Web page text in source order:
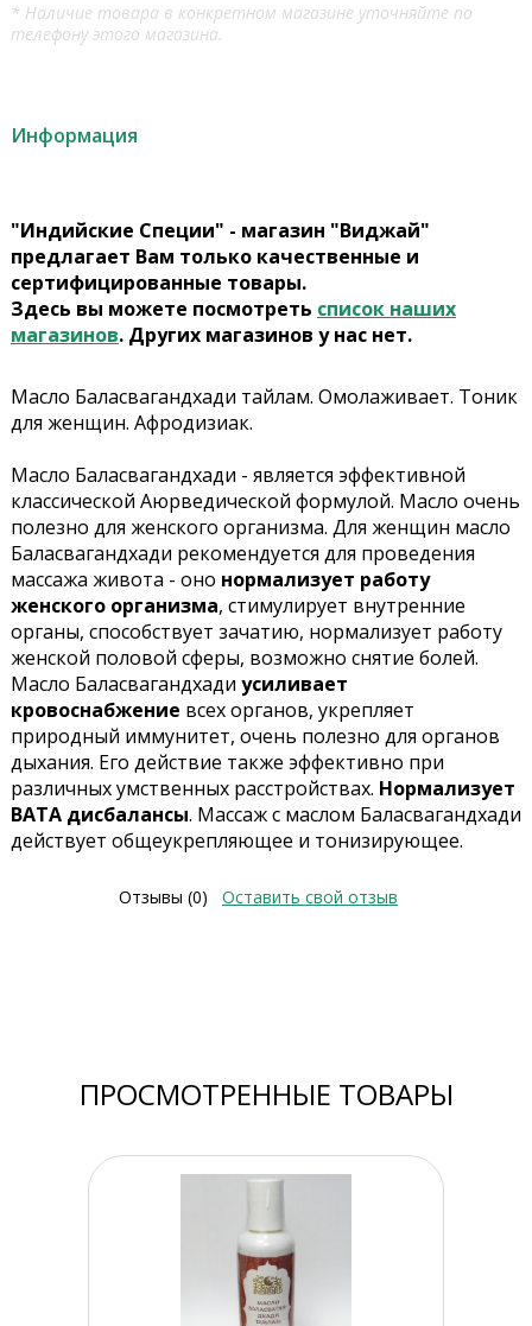
* Наличие товара в конкретном магазине уточняйте по
телефону этого магазина.
Информация
"Индийские Специи" - магазин "Виджай"
предлагает Вам только качественные и
сертифицированные товары.
Здесь вы можете посмотреть список наших
магазинов. Других магазинов у нас нет.
Масло Баласвагандхади тайлам. Омолаживает. Тоник
для женщин. Афродизиак.
Масло Баласвагандхади - является эффективной
классической Аюрведической формулой. Масло очень
полезно для женского организма. Для женщин масло
Баласвагандхади рекомендуется для проведения
массажа живота - оно нормализует работу
женского организма, стимулирует внутренние
органы, способствует зачатию, нормализует работу
женской половой сферы, возможно снятие болей.
Масло Баласвагандхади усиливает
кровоснабжение всех органов, укрепляет
природный иммунитет, очень полезно для органов
дыхания. Его действие также эффективно при
различных умственных расстройствах. Нормализует
ВАТА дисбалансы. Массаж с маслом Баласвагандхади
действует общеукрепляющее и тонизирующее.
Отзывы (0) Оставить свой отзыв
ПРОСМОТРЕННЫЕ ТОВАРЫ